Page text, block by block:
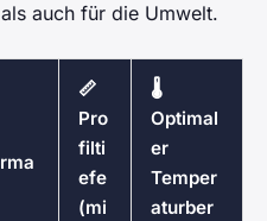
auch für die Umwelt.
📏
Pro
filti
efe
(mi
🌡️
Optimal
er
Temper
aturber